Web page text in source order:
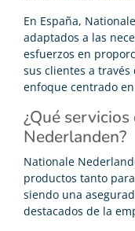
En España,
adaptados a las
esfuerzos en
sus clientes a
enfoque centrado
¿Qué
Nederlanden?
Nationale
productos tanto
siendo una
destacados de la